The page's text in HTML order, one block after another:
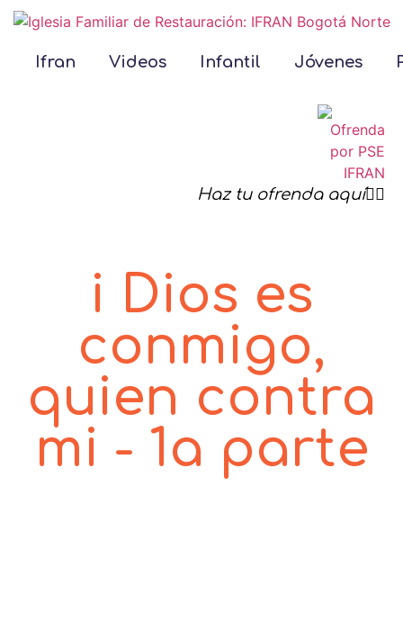
Ifran Videos Infantil Jóvenes
Haz tu ofrenda aquí☝🏻
i Dios es
conmigo,
quien contra
mi - 1a parte